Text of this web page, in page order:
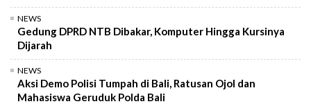
NEWS
Gedung DPRD NTB Dibakar, Komputer Hingga Kursinya
Dijarah
NEWS
Aksi Demo Polisi Tumpah di Bali, Ratusan Ojol dan
Mahasiswa Geruduk Polda Bali